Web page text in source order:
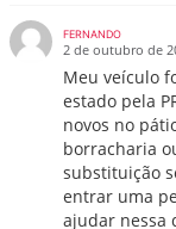
FERNANDO
2 de outubro de
Meu veículo
estado pela
novos no
borracharia
substituição
entrar uma
ajudar nessa